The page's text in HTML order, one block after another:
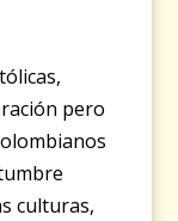
pero
culturas,